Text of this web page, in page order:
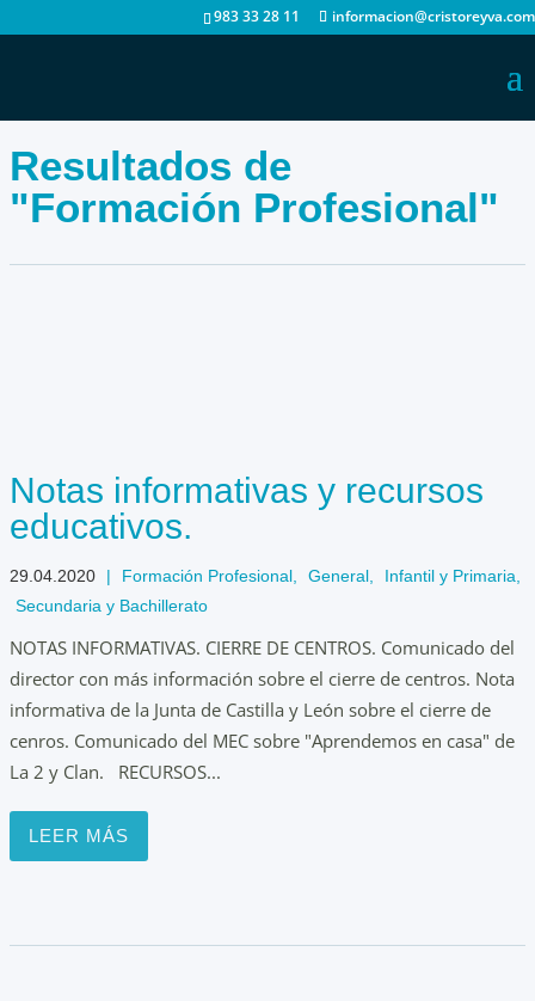
983 33 28 11 informacion@cristoreyva.com
Resultados de
"Formación Profesional"
Notas informativas y recursos
educativos.
29.04.2020 | Formación Profesional General Infantil y Primaria
Secundaria y Bachillerato
NOTAS INFORMATIVAS. CIERRE DE CENTROS. Comunicado del
director con más información sobre el cierre de centros. Nota
informativa de la Junta de Castilla y León sobre el cierre de
cenros. Comunicado del MEC sobre "Aprendemos en casa" de
La 2 y Clan. RECURSOS...
LEER MÁS